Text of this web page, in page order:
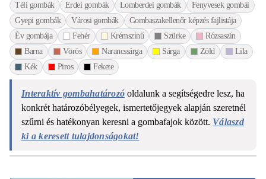
Téli gombák
Erdei gombák Lomberdei gombák
Fenyvesek gombái
Gyepi gombák
Városi gombák
Gombaszakellenőr képzés fajlistája
Év gombája
Fehér Krémszínű Szürke
Rózsaszín
Barna
Vörös Narancssárga Sárga Zöld
Lila
Kék
Piros Fekete
Interaktív gombahatározó oldalunk a segítségedre lesz, ha
konkrét határozóbélyegek, ismertetőjegyek alapján szeretnél
szűrni és hatékonyan keresni a gombafajok között. Válaszd
ki a keresett tulajdonságokat!